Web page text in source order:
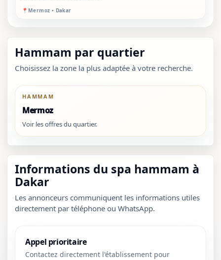
📍 Mermoz • Dakar
Hammam par quartier
Choisissez la zone la plus adaptée à votre recherche.
HAMMAM
Mermoz
Voir les offres du quartier.
Informations du spa hammam à
Dakar
Les annonceurs communiquent les informations utiles
directement par téléphone ou WhatsApp.
Appel prioritaire
Contactez directement l'établissement pour